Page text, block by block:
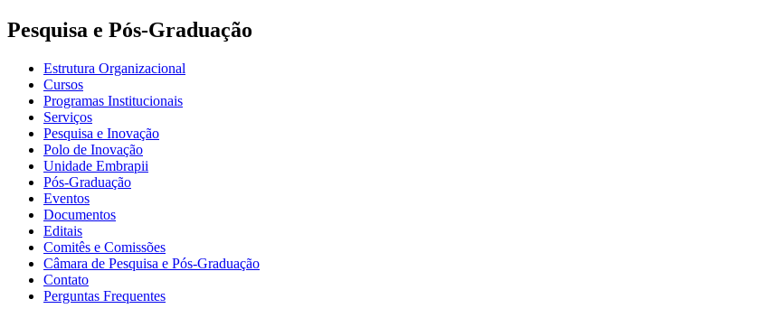
Pesquisa e Pós-Graduação
Estrutura Organizacional
Cursos
Programas Institucionais
Serviços
Pesquisa e Inovação
Polo de Inovação
Unidade Embrapii
Pós-Graduação
Eventos
Documentos
Editais
Comitês e Comissões
Câmara de Pesquisa e Pós-Graduação
Contato
Perguntas Frequentes